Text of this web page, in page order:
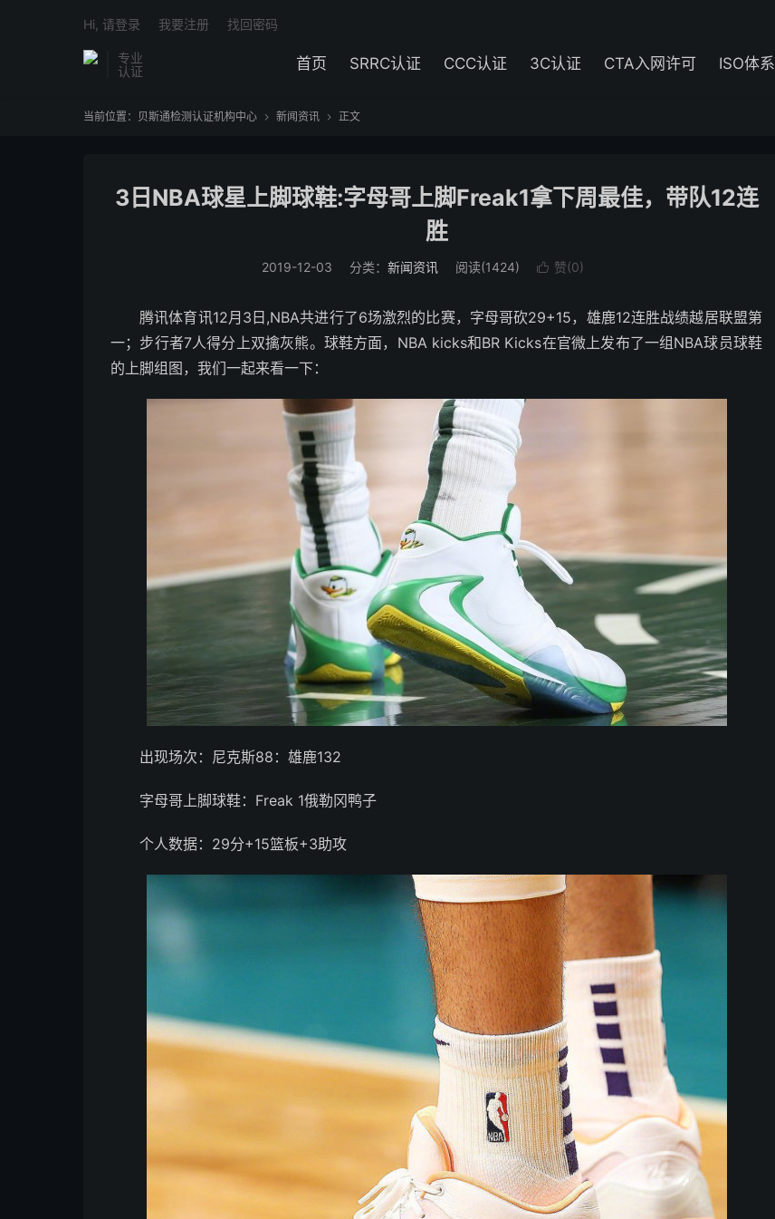
专业
认证
首页 SRRC认证 CCC认证 3C认证 CTA入网许可 ISO体系
Hi, 请登录 我要注册 找回密码
当前位置： 贝斯通检测认证机构中心  新闻资讯  正文
3日NBA球星上脚球鞋:字母哥上脚Freak1拿下周最佳，带队12连
胜
2019-12-03 分类： 新闻资讯 阅读(1424)  赞(0)
腾讯体育讯12月3日,NBA共进行了6场激烈的比赛，字母哥砍29+15，雄鹿12连胜战绩越居联盟第
一；步行者7人得分上双擒灰熊。球鞋方面，NBA kicks和BR Kicks在官微上发布了一组NBA球员球鞋
的上脚组图，我们一起来看一下：
出现场次：尼克斯88：雄鹿132
字母哥上脚球鞋：Freak 1俄勒冈鸭子
个人数据：29分+15篮板+3助攻